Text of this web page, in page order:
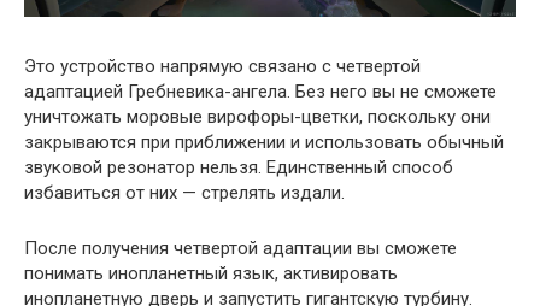
Это устройство напрямую связано с четвертой
адаптацией Гребневика-ангела. Без него вы не сможете
уничтожать моровые вирофоры-цветки, поскольку они
закрываются при приближении и использовать обычный
звуковой резонатор нельзя. Единственный способ
избавиться от них — стрелять издали.
После получения четвертой адаптации вы сможете
понимать инопланетный язык, активировать
инопланетную дверь и запустить гигантскую турбину.